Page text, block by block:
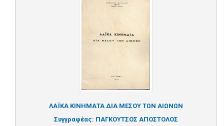
ΛΑΪΚΑ ΚΙΝΗΜΑΤΑ ΔΙΑ ΜΕΣΟΥ ΤΩΝ ΑΙΩΝΩΝ
Συγγραφέας: ΠΑΓΚΟΥΤΣΟΣ ΑΠΟΣΤΟΛΟΣ